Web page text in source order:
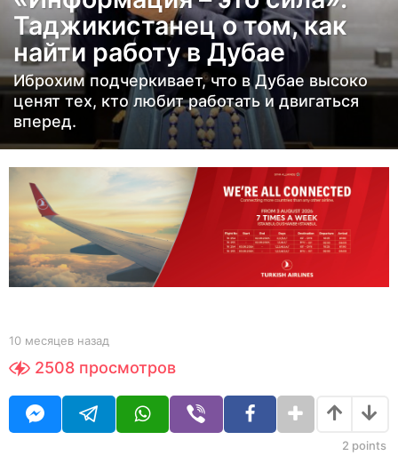
я
ц
е
в
н
а
д
1
0
е
с
е
Таджикистанец о том, как
найти работу в Дубае
Иброхим подчеркивает, что в Дубае высоко
ценят тех, кто любит работать и двигаться
вперед.
b
Y
O
R
10 месяцев назад
м
2508 просмотров
2 points